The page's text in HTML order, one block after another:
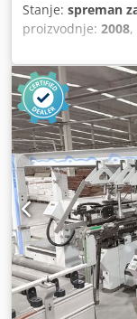
Stanje: spreman
proizvodnje: 2008
2008. godine.
namenjena za
lepljenje i
kantovanje
25 m/min i
do 60 mm. Ako
za kantovanje,
Optimat KAL210/
Kontaktirajte nas
vretena: Jedinica
kW; Jedinica za
Jedinica za pred-
Raspon brzine
9.000 obr/min;
Jedinica za pred-